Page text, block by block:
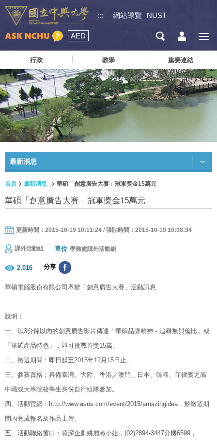
::: 網站導覽 NUST
AED
行政 教學 重要連結
最新消息
首頁 最新消息 華碩「創意廣告大賽」冠軍獎金15萬元
華碩「創意廣告大賽」冠軍獎金15萬元
更新時間：2015-10-19 10:11:24 / 張貼時間：2015-10-19 10:08:34
課外活動組 單位 學務處課外活動組
2,016 分享
華碩電腦股份有限公司舉辦「創意廣告大賽」活動訊息
說明：
一、以3分鐘以內的創意廣告影片傳達「華碩品牌精神－追尋無與倫比」或
「華碩產品特色」，即可挑戰首獎15萬。
二、徵選期間：即日起至2015年12月15日止。
三、參賽資格：具備臺灣、大陸、香港／澳門、日本、韓國、菲律賓之高
中職或大專院校學生身份自行組隊參加。
四、活動官網：http://www.asus.com/event/2015/amazingidea，於徵選期
間內完成報名及作品上傳。
五、活動聯絡窗口：資深企劃姚麗淑小姐，(02)2894-3447分機6599，